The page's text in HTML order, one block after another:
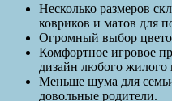
Несколько размеров
ковриков и матов для
Огромный выбор
Комфортное игровое
дизайн любого
Меньше шума для
довольные родители.